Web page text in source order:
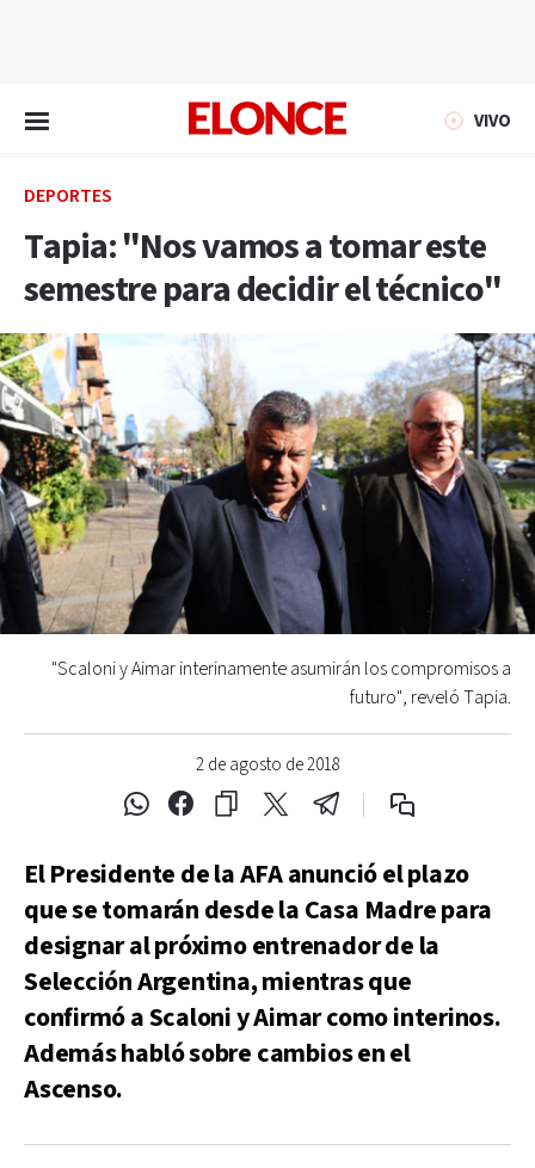
VIVO
DEPORTES
Tapia: "Nos vamos a tomar este
semestre para decidir el técnico"
2 de agosto de 2018
"Scaloni y Aimar interinamente asumirán los compromisos a
futuro", reveló Tapia.
El Presidente de la AFA anunció el plazo
que se tomarán desde la Casa Madre para
designar al próximo entrenador de la
Selección Argentina, mientras que
confirmó a Scaloni y Aimar como interinos.
Además habló sobre cambios en el
Ascenso.